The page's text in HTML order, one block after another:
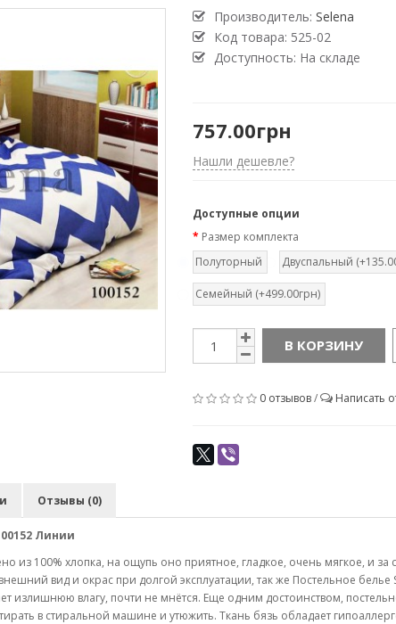
Производитель: Selena
Код товара: 525-02
Доступность: На складе
757.00грн
Нашли дешевле?
Доступные опции
Размер комплекта
Полуторный
Двуспальный
Семейный (+499.00грн)
В КОРЗИНУ
0 отзывов/ Написать
Отзывы (0)
Линии
из 100% хлопка, на ощупь оно приятное, гладкое, очень мягкое, и за
вид и окрас при долгой эксплуатации, так же Постельное белье
излишнюю влагу, почти не мнётся. Еще одним достоинством,
в стиральной машине и утюжить. Ткань бязь обладает